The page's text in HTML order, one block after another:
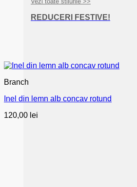
REDUCERI FESTIVE!
Branch
Inel din lemn alb concav rotund
120,00 lei